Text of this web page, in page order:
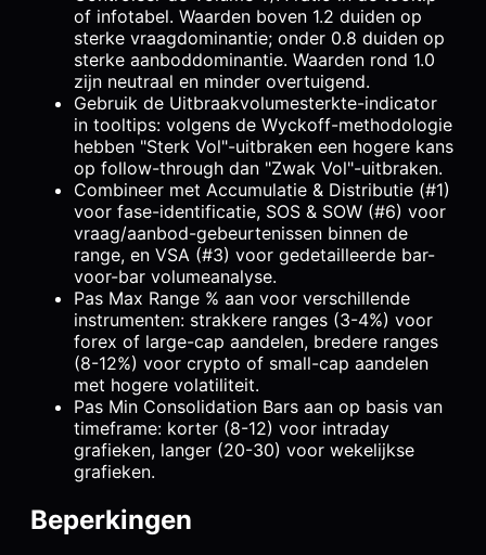
of infotabel. Waarden boven 1.2 duiden op
sterke vraagdominantie; onder 0.8 duiden op
sterke aanboddominantie. Waarden rond 1.0
zijn neutraal en minder overtuigend.
Gebruik de Uitbraakvolumesterkte-indicator
in tooltips: volgens de Wyckoff-methodologie
hebben "Sterk Vol"-uitbraken een hogere kans
op follow-through dan "Zwak Vol"-uitbraken.
Combineer met Accumulatie & Distributie (#1)
voor fase-identificatie, SOS & SOW (#6) voor
vraag/aanbod-gebeurtenissen binnen de
range, en VSA (#3) voor gedetailleerde bar-
voor-bar volumeanalyse.
Pas Max Range % aan voor verschillende
instrumenten: strakkere ranges (3-4%) voor
forex of large-cap aandelen, bredere ranges
(8-12%) voor crypto of small-cap aandelen
met hogere volatiliteit.
Pas Min Consolidation Bars aan op basis van
timeframe: korter (8-12) voor intraday
grafieken, langer (20-30) voor wekelijkse
grafieken.
Beperkingen